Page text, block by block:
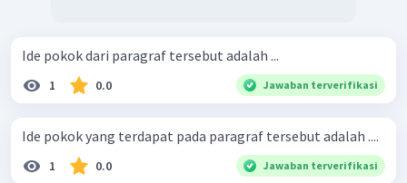
Ide pokok dari paragraf tersebut adalah ...
1 0.0 Jawaban terverifikasi
Ide pokok yang terdapat pada paragraf tersebut adalah ....
1 0.0 Jawaban terverifikasi